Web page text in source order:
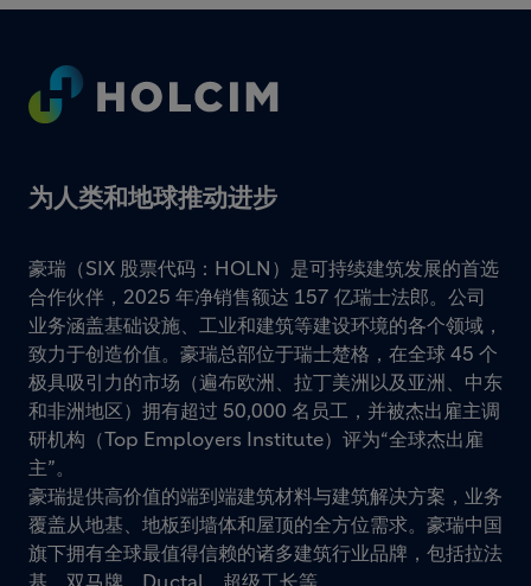
Footer
为人类和地球推动进步
豪瑞（SIX 股票代码：HOLN）是可持续建筑发展的首选
合作伙伴，2025 年净销售额达 157 亿瑞士法郎。公司
业务涵盖基础设施、工业和建筑等建设环境的各个领域，
致力于创造价值。豪瑞总部位于瑞士楚格，在全球 45 个
极具吸引力的市场（遍布欧洲、拉丁美洲以及亚洲、中东
和非洲地区）拥有超过 50,000 名员工，并被杰出雇主调
研机构（Top Employers Institute）评为“全球杰出雇
主”。
豪瑞提供高价值的端到端建筑材料与建筑解决方案，业务
覆盖从地基、地板到墙体和屋顶的全方位需求。豪瑞中国
旗下拥有全球最值得信赖的诸多建筑行业品牌，包括拉法
基、双马牌、Ductal、超级工长等。